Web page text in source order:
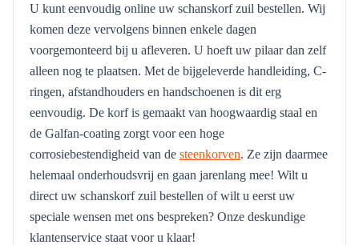
U kunt eenvoudig online uw schanskorf zuil bestellen. Wij
komen deze vervolgens binnen enkele dagen
voorgemonteerd bij u afleveren. U hoeft uw pilaar dan zelf
alleen nog te plaatsen. Met de bijgeleverde handleiding, C-
ringen, afstandhouders en handschoenen is dit erg
eenvoudig. De korf is gemaakt van hoogwaardig staal en
de Galfan-coating zorgt voor een hoge
corrosiebestendigheid van de steenkorven. Ze zijn daarmee
helemaal onderhoudsvrij en gaan jarenlang mee! Wilt u
direct uw schanskorf zuil bestellen of wilt u eerst uw
speciale wensen met ons bespreken? Onze deskundige
klantenservice staat voor u klaar!